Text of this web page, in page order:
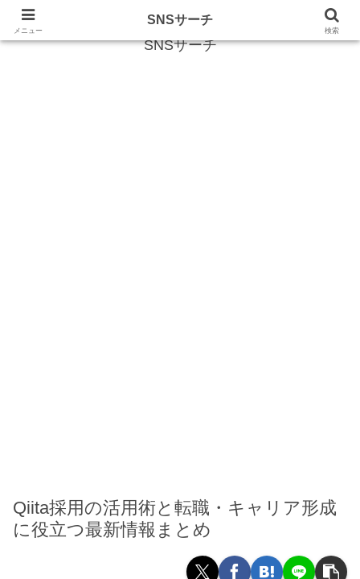
SNSサーチ
Qiita採用の活用術と転職・キャリア形成
に役立つ最新情報まとめ
メニュー
SNSサーチ
検索